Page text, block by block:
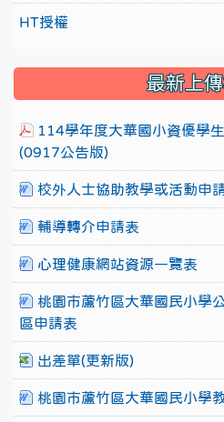
HT授權
最新上
114學年度大華國小資優學
(0917公告版)
校外人士協助教學或活動申
輔導轉介申請表
心理健康網站資源一覽表
桃園市蘆竹區大華國民小學
區申請表
出差單(更新版)
桃園市蘆竹區大華國民小學